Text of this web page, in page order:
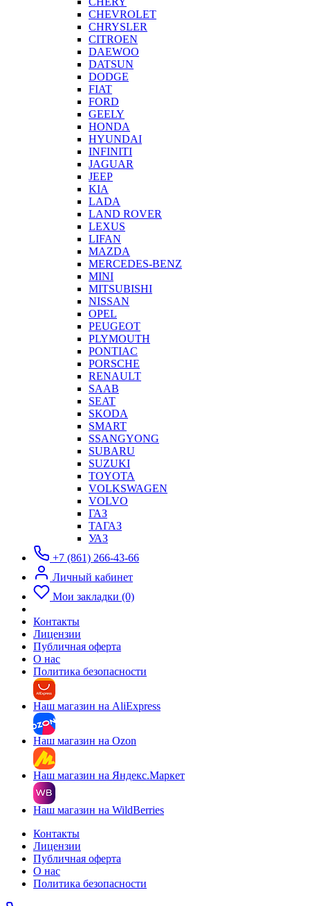
CHEVROLET
CHRYSLER
CITROEN
DAEWOO
DATSUN
DODGE
FIAT
FORD
GEELY
HONDA
HYUNDAI
INFINITI
JAGUAR
JEEP
KIA
LADA
LAND ROVER
LEXUS
LIFAN
MAZDA
MERCEDES-BENZ
MINI
MITSUBISHI
NISSAN
OPEL
PEUGEOT
PLYMOUTH
PONTIAC
PORSCHE
RENAULT
SAAB
SEAT
SKODA
SMART
SSANGYONG
SUBARU
SUZUKI
TOYOTA
VOLKSWAGEN
VOLVO
ГАЗ
ТАГАЗ
УАЗ
+7 (861) 266-43-66
Личный кабинет
Мои закладки (0)
Контакты
Лицензии
Публичная оферта
О нас
Политика безопасности
Наш магазин на AliExpress
Наш магазин на Ozon
Наш магазин на Яндекс.Маркет
Наш магазин на WildBerries
Контакты
Лицензии
Публичная оферта
О нас
Политика безопасности